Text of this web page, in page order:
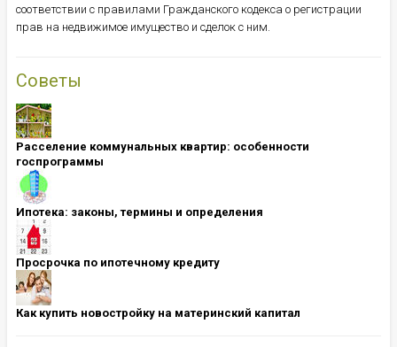
соответствии с правилами Гражданского кодекса о регистрации
прав на недвижимое имущество и сделок с ним.
Советы
Расселение коммунальных квартир: особенности
госпрограммы
Ипотека: ​​​​​​​законы, термины и определения
Просрочка по ипотечному кредиту
Как купить новостройку на материнский капитал